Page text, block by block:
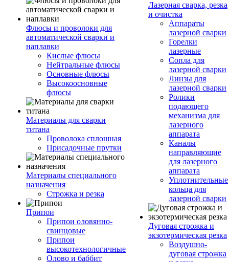
Флюсы и проволоки для
автоматической сварки и
наплавки
Кислые флюсы
Нейтральные флюсы
Основные флюсы
Высокоосновные
флюсы
Материалы для сварки
титана
Проволока сплошная
Присадочные прутки
Материалы специального
назначения
Строжка и резка
Припои
Припои оловянно-
свинцовые
Припои
высокотехнологичные
Олово и баббит
Лазерная сварка, резка
и очистка
Аппараты
лазерной сварки
Горелки
лазерные
Сопла для
лазерной сварки
Линзы для
лазерной сварки
Ролики
подающего
механизма для
лазерного
аппарата
Каналы
направляющие
для лазерного
аппарата
Уплотнительные
кольца для
лазерной сварки
Дуговая строжка и
экзотермическая резка
Воздушно-
дуговая строжка